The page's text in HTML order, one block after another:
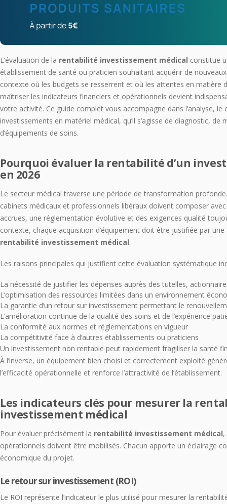
L’évaluation de la rentabilité investissement médical constitue
établissement de santé ou praticien souhaitant acquérir de
contexte où les budgets se resserrent et où les attentes en matière
maîtriser les indicateurs financiers et opérationnels devient
votre activité. Ce guide complet vous accompagne dans l’analyse, le
investissements en matériel médical, qu’il s’agisse de diagnostic, de
d’équipements de soins.
Pourquoi évaluer la rentabilité d’un
en 2026
Le secteur médical traverse une période de transformation
cabinets médicaux et professionnels libéraux doivent composer
accrues, une réglementation évolutive et des exigences qualité
contexte, chaque acquisition d’équipement doit être justifiée par
rentabilité investissement médical.
Les raisons principales qui justifient cette évaluation systématique
La nécessité de justifier les dépenses auprès des tutelles,
L’optimisation des ressources limitées dans un environnement
La garantie d’un retour sur investissement permettant le
L’amélioration continue de la qualité des soins et de l’expérience
La conformité aux normes et réglementations en vigueur
La compétitivité face à d’autres établissements ou praticiens
Un investissement non rentable peut rapidement fragiliser la santé
À l’inverse, un équipement bien choisi et correctement exploité
l’efficacité opérationnelle et renforce l’attractivité de l’établissement.
Les indicateurs clés pour mesurer la
investissement médical
Pour évaluer précisément la rentabilité investissement médical,
opérationnels doivent être mobilisés. Chacun apporte un éclairage
économique du projet.
Le retour sur investissement (ROI)
Le ROI représente l’indicateur le plus utilisé pour mesurer la